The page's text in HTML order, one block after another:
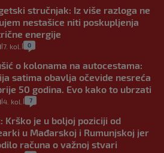
stručnjak: Iz više razloga ne
nestašice niti poskupljenja
energije
7. kol. 0
o kolonama na autocestama:
satima obavlja očevide nesreća
50 godina. Evo kako to ubrzati
4. kol. 7
Krško je u boljoj poziciji od
u Mađarskoj i Rumunjskoj jer
računa o važnoj stvari